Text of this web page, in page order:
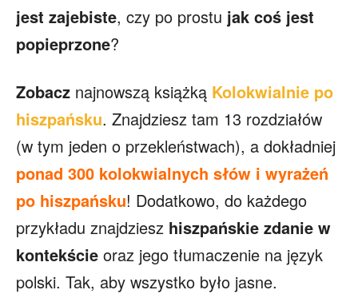
jest zajebiste, czy po prostu jak coś jest
popieprzone?
Zobacz najnowszą książką Kolokwialnie po
hiszpańsku. Znajdziesz tam 13 rozdziałów
(w tym jeden o przekleństwach), a dokładniej
ponad 300 kolokwialnych słów i wyrażeń
po hiszpańsku! Dodatkowo, do każdego
przykładu znajdziesz hiszpańskie zdanie w
kontekście oraz jego tłumaczenie na język
polski. Tak, aby wszystko było jasne.